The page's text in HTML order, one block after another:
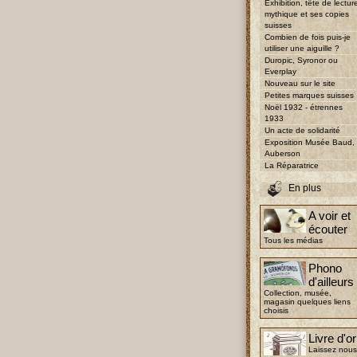
Exhibition, tête de
mythique et ses copies
suisses
Combien de fois puis-je
utiliser une aiguille ?
Duropic, Syronor ou
Everplay
Nouveau sur le site
Petites marques suisses
Noël 1932 - étrennes
1933
Un acte de solidarité
Exposition Musée Baud,
Auberson
La Réparatrice
En plus
A voir et
écouter
Tous les médias
Phono
d'ailleurs
Collection, musée,
magasin quelques liens
choisis
Livre d'or
Laissez nous